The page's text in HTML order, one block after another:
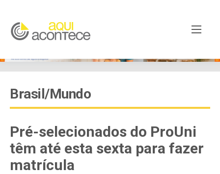
Brasil/Mundo
Pré-selecionados do ProUni
têm até esta sexta para fazer
matrícula